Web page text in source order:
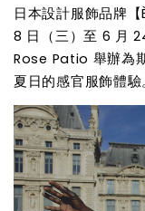
日本設計服飾品牌
8 日（三）至 6 月
Rose Patio 舉辦為
夏日的感官服飾體驗